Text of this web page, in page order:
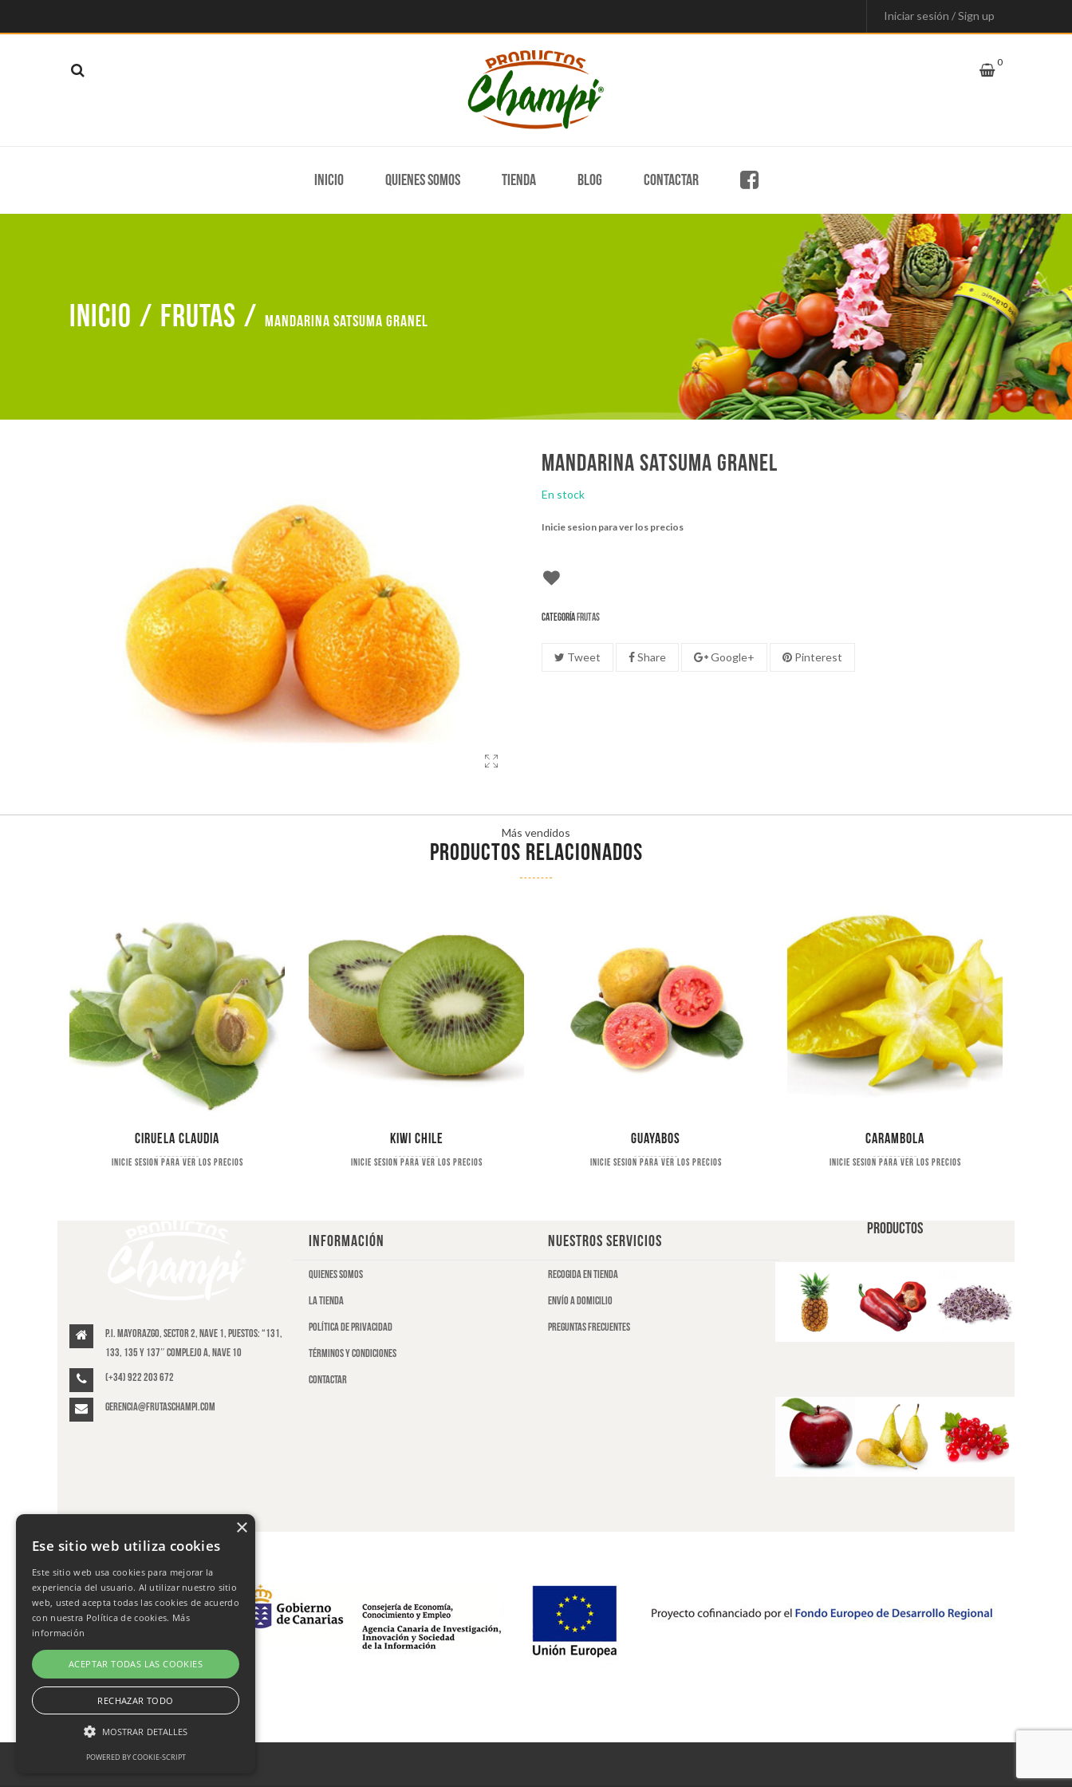
Iniciar sesión /Sign up
0
Inicio Quienes somos Tienda Blog Contactar
Inicio / Frutas / Mandarina satsuma granel
Mandarina satsuma granel
En stock
Inicie sesion para ver los precios
Categoría Frutas
Tweet Share Google+ Pinterest
Más vendidos
PRODUCTOS RELACIONADOS
Ciruela Claudia
Inicie sesion para ver los precios
Kiwi Chile
Inicie sesion para ver los precios
Guayabos
Inicie sesion para ver los precios
Carambola
Inicie sesion para ver los precios
P.I. Mayorazgo, Sector 2, Nave 1, puestos: “131,
133, 135 y 137″ Complejo A, Nave 10
(+34) 922 203 672
gerencia@frutaschampi.com
INFORMACIÓN
Quienes somos
La tienda
Política de privacidad
Términos y condiciones
Contactar
NUESTROS SERVICIOS
Recogida en tienda
Envío a domicilio
Preguntas frecuentes
PRODUCTOS
×
Ese sitio web utiliza cookies
Este sitio web usa cookies para mejorar la
experiencia del usuario. Al utilizar nuestro sitio
web, usted acepta todas las cookies de acuerdo
con nuestra Política de cookies. Más
información
ACEPTAR TODAS LAS COOKIES
RECHAZAR TODO
MOSTRAR DETALLES
POWERED BY COOKIE-SCRIPT